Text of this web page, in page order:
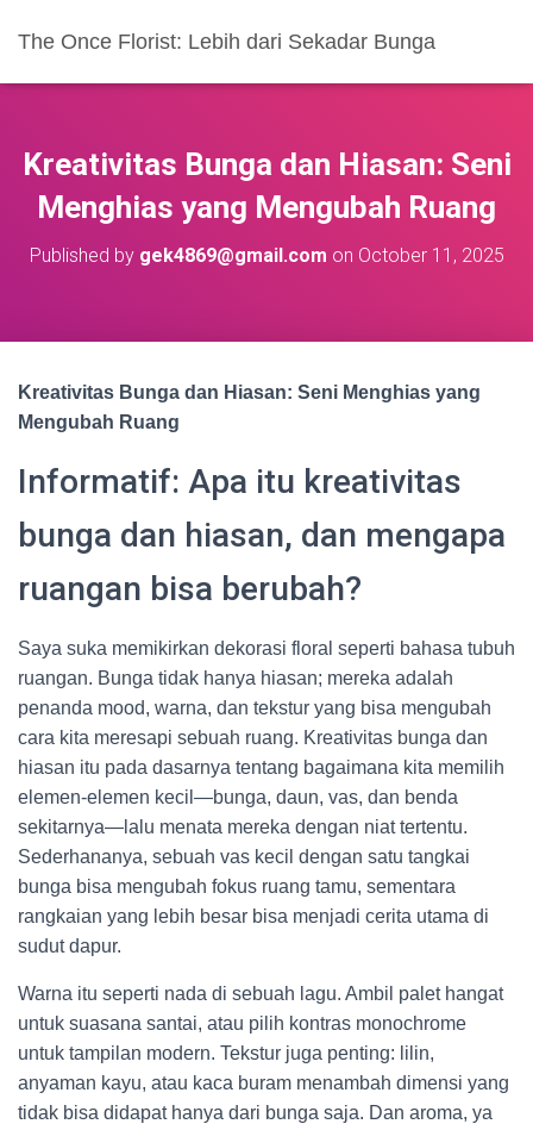
The Once Florist: Lebih dari Sekadar Bunga
Kreativitas Bunga dan Hiasan: Seni
Menghias yang Mengubah Ruang
Published by gek4869@gmail.com on October 11, 2025
Kreativitas Bunga dan Hiasan: Seni Menghias yang
Mengubah Ruang
Informatif: Apa itu kreativitas
bunga dan hiasan, dan mengapa
ruangan bisa berubah?
Saya suka memikirkan dekorasi floral seperti bahasa tubuh
ruangan. Bunga tidak hanya hiasan; mereka adalah
penanda mood, warna, dan tekstur yang bisa mengubah
cara kita meresapi sebuah ruang. Kreativitas bunga dan
hiasan itu pada dasarnya tentang bagaimana kita memilih
elemen-elemen kecil—bunga, daun, vas, dan benda
sekitarnya—lalu menata mereka dengan niat tertentu.
Sederhananya, sebuah vas kecil dengan satu tangkai
bunga bisa mengubah fokus ruang tamu, sementara
rangkaian yang lebih besar bisa menjadi cerita utama di
sudut dapur.
Warna itu seperti nada di sebuah lagu. Ambil palet hangat
untuk suasana santai, atau pilih kontras monochrome
untuk tampilan modern. Tekstur juga penting: lilin,
anyaman kayu, atau kaca buram menambah dimensi yang
tidak bisa didapat hanya dari bunga saja. Dan aroma, ya